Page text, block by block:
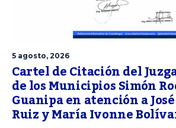
5 agosto, 2026
Cartel de Citación del
de los Municipios Simón
Guanipa en atención a
Ruiz y María Ivonne